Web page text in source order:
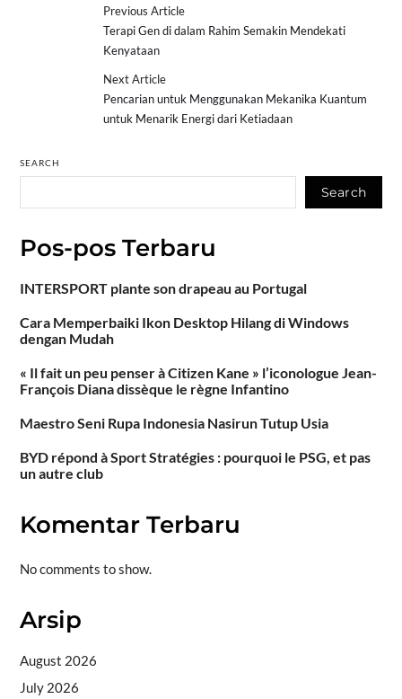
Previous Article
Terapi Gen di dalam Rahim Semakin Mendekati
Kenyataan
Next Article
Pencarian untuk Menggunakan Mekanika Kuantum
untuk Menarik Energi dari Ketiadaan
SEARCH
Search
Pos-pos Terbaru
INTERSPORT plante son drapeau au Portugal
Cara Memperbaiki Ikon Desktop Hilang di Windows
dengan Mudah
« Il fait un peu penser à Citizen Kane » l’iconologue Jean-
François Diana dissèque le règne Infantino
Maestro Seni Rupa Indonesia Nasirun Tutup Usia
BYD répond à Sport Stratégies : pourquoi le PSG, et pas
un autre club
Komentar Terbaru
No comments to show.
Arsip
August 2026
July 2026